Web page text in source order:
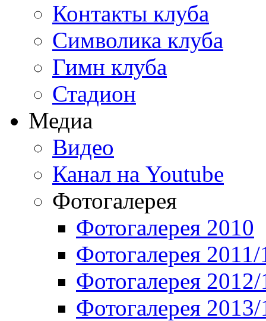
Контакты клуба
Символика клуба
Гимн клуба
Стадион
Медиа
Видео
Канал на Youtube
Фотогалерея
Фотогалерея 2010
Фотогалерея 2011/
Фотогалерея
Фотогалерея